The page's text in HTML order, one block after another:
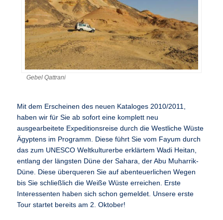
Gebel Qattrani
Mit dem Erscheinen des neuen Kataloges 2010/2011,
haben wir für Sie ab sofort eine komplett neu
ausgearbeitete Expeditionsreise durch die Westliche Wüste
Ägyptens im Programm. Diese führt Sie vom Fayum durch
das zum UNESCO Weltkulturerbe erklärtem Wadi Heitan,
entlang der längsten Düne der Sahara, der Abu Muharrik-
Düne. Diese überqueren Sie auf abenteuerlichen Wegen
bis Sie schließlich die Weiße Wüste erreichen. Erste
Interessenten haben sich schon gemeldet. Unsere erste
Tour startet bereits am 2. Oktober!